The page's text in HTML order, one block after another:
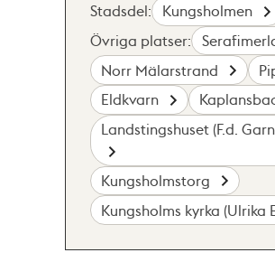
Stadsdel:
Kungsholmen
Övriga platser:
Norr Mälarstrand
Eldkvarn
Landstingshuset (F.d.
Kungsholmstorg
Kungsholms kyrka (Ulrika